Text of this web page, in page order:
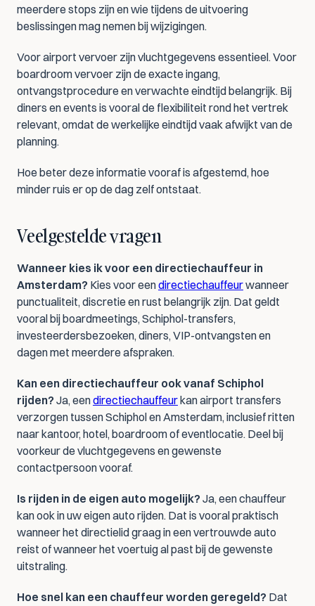
meerdere stops zijn en wie tijdens de uitvoering
beslissingen mag nemen bij wijzigingen.
Voor airport vervoer zijn vluchtgegevens essentieel. Voor
boardroom vervoer zijn de exacte ingang,
ontvangstprocedure en verwachte eindtijd belangrijk. Bij
diners en events is vooral de flexibiliteit rond het vertrek
relevant, omdat de werkelijke eindtijd vaak afwijkt van de
planning.
Hoe beter deze informatie vooraf is afgestemd, hoe
minder ruis er op de dag zelf ontstaat.
Veelgestelde vragen
Wanneer kies ik voor een directiechauffeur in
Amsterdam? Kies voor een directiechauffeur wanneer
punctualiteit, discretie en rust belangrijk zijn. Dat geldt
vooral bij boardmeetings, Schiphol-transfers,
investeerdersbezoeken, diners, VIP-ontvangsten en
dagen met meerdere afspraken.
Kan een directiechauffeur ook vanaf Schiphol
rijden? Ja, een directiechauffeur kan airport transfers
verzorgen tussen Schiphol en Amsterdam, inclusief ritten
naar kantoor, hotel, boardroom of eventlocatie. Deel bij
voorkeur de vluchtgegevens en gewenste
contactpersoon vooraf.
Is rijden in de eigen auto mogelijk? Ja, een chauffeur
kan ook in uw eigen auto rijden. Dat is vooral praktisch
wanneer het directielid graag in een vertrouwde auto
reist of wanneer het voertuig al past bij de gewenste
uitstraling.
Hoe snel kan een chauffeur worden geregeld? Dat